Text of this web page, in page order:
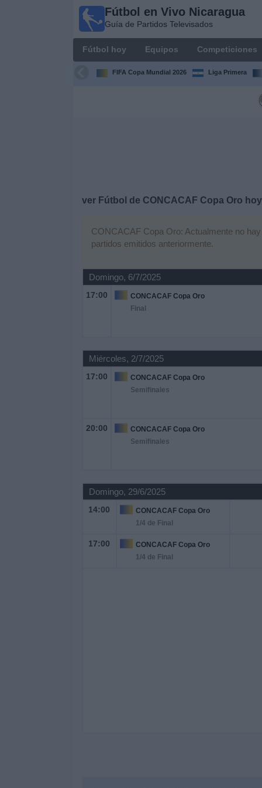
Fútbol en Vivo Nicaragua
Guía de Partidos Televisados
Fútbol hoy Equipos Competiciones
FIFA Copa Mundial 2026 Liga Primera
ver Fútbol de CONCACAF Copa Oro hoy
CONCACAF Copa Oro: Actualmente no
partidos emitidos anteriormente.
Domingo, 6/7/2025
17:00
CONCACAF Copa Oro
Final
Miércoles, 2/7/2025
17:00
CONCACAF Copa Oro
Semifinales
20:00
CONCACAF Copa Oro
Semifinales
Domingo, 29/6/2025
14:00
CONCACAF Copa Oro
1/4 de Final
17:00
CONCACAF Copa Oro
1/4 de Final
Fútbol en
Nicaragua